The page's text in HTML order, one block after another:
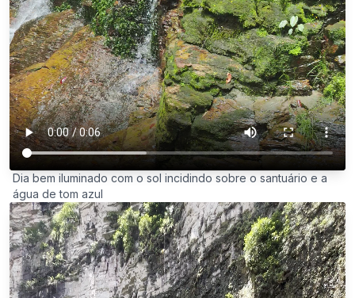
Dia bem iluminado com o sol incidindo sobre o santuário e a
água de tom azul